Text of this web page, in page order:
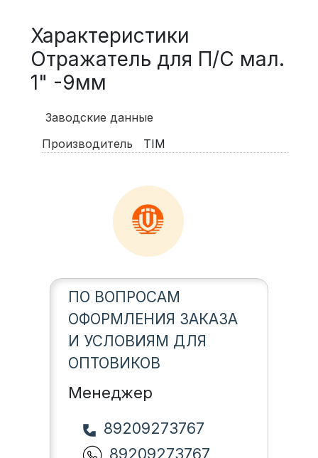
Характеристики
Отражатель для П/С мал.
1" -9мм
Заводские данные
Производитель
TIM
ПО ВОПРОСАМ
ОФОРМЛЕНИЯ ЗАКАЗА
И УСЛОВИЯМ ДЛЯ
ОПТОВИКОВ
Менеджер
89209273767
89209273767